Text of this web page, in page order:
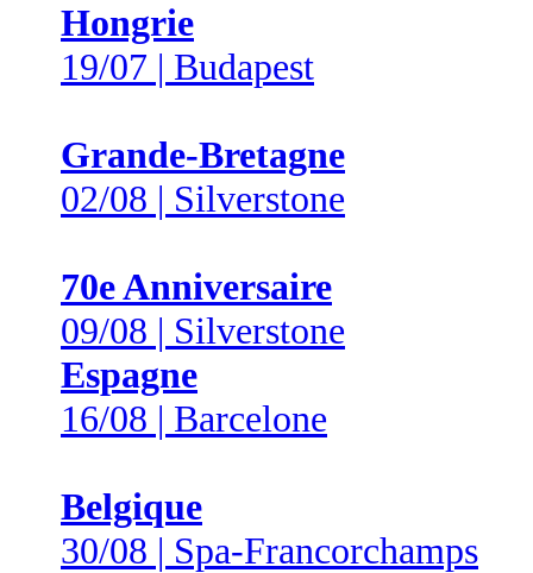
Hongrie
19/07 | Budapest
Grande-Bretagne
02/08 | Silverstone
70e Anniversaire
09/08 | Silverstone
Espagne
16/08 | Barcelone
Belgique
30/08 | Spa-Francorchamps